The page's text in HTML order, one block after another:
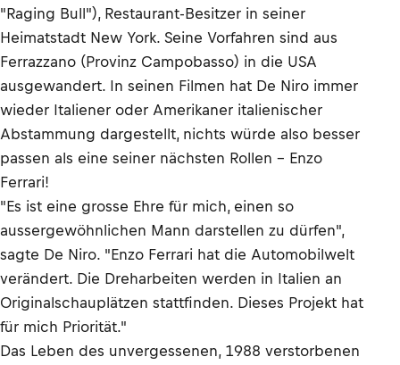
"Raging Bull"), Restaurant-Besitzer in seiner
Heimatstadt New York. Seine Vorfahren sind aus
Ferrazzano (Provinz Campobasso) in die USA
ausgewandert. In seinen Filmen hat De Niro immer
wieder Italiener oder Amerikaner italienischer
Abstammung dargestellt, nichts würde also besser
passen als eine seiner nächsten Rollen – Enzo
Ferrari!
"Es ist eine grosse Ehre für mich, einen so
aussergewöhnlichen Mann darstellen zu dürfen",
sagte De Niro. "Enzo Ferrari hat die Automobilwelt
verändert. Die Dreharbeiten werden in Italien an
Originalschauplätzen stattfinden. Dieses Projekt hat
für mich Priorität."
Das Leben des unvergessenen, 1988 verstorbenen